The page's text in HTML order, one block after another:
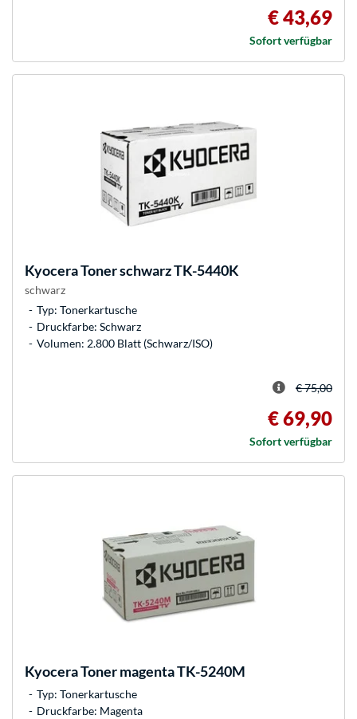
€ 43,69
Sofort verfügbar
KyoceraToner schwarz TK-5440K
schwarz
Typ: Tonerkartusche
Druckfarbe: Schwarz
Volumen: 2.800 Blatt (Schwarz/ISO)
€ 75,00
€ 69,90
Sofort verfügbar
KyoceraToner magenta TK-5240M
Typ: Tonerkartusche
Druckfarbe: Magenta